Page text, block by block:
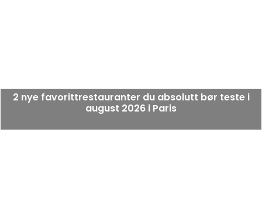
2 nye favorittrestauranter du absolutt bør teste i
august 2026 i Paris